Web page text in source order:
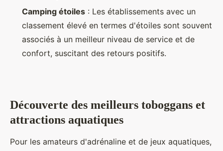
Camping étoiles : Les établissements avec un
classement élevé en termes d'étoiles sont souvent
associés à un meilleur niveau de service et de
confort, suscitant des retours positifs.
Découverte des meilleurs toboggans et
attractions aquatiques
Pour les amateurs d'adrénaline et de jeux aquatiques,